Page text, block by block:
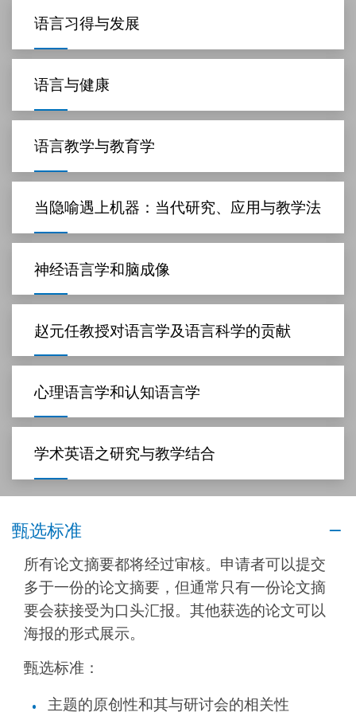
语言习得与发展
语言与健康
语言教学与教育学
当隐喻遇上机器：当代研究、应用与教学法
神经语言学和脑成像
赵元任教授对语言学及语言科学的贡献
心理语言学和认知语言学
学术英语之研究与教学结合
甄选标准
所有论文摘要都将经过审核。申请者可以提交
多于一份的论文摘要，但通常只有一份论文摘
要会获接受为口头汇报。其他获选的论文可以
海报的形式展示。
甄选标准：
主题的原创性和其与研讨会的相关性